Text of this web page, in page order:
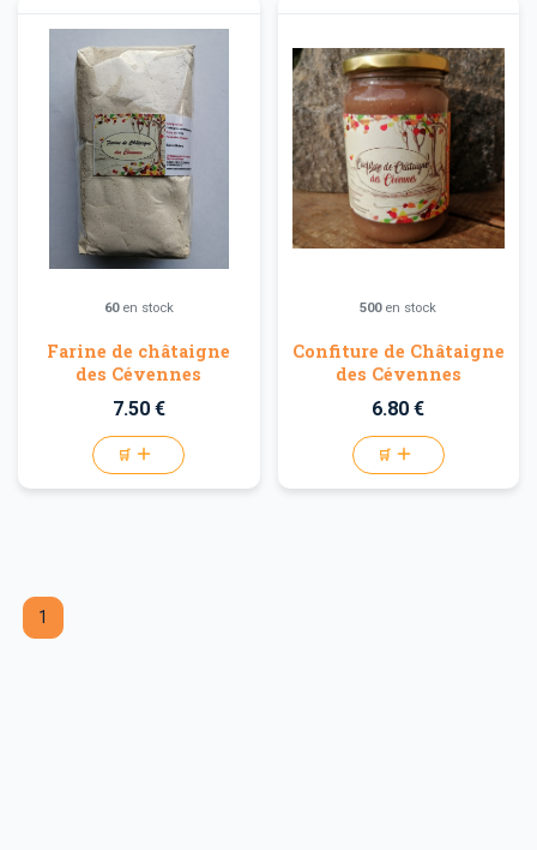
60en stock
Farine de châtaigne
des Cévennes
7.50 €
🛒
500en stock
Confiture de Châtaigne
des Cévennes
6.80 €
🛒
1